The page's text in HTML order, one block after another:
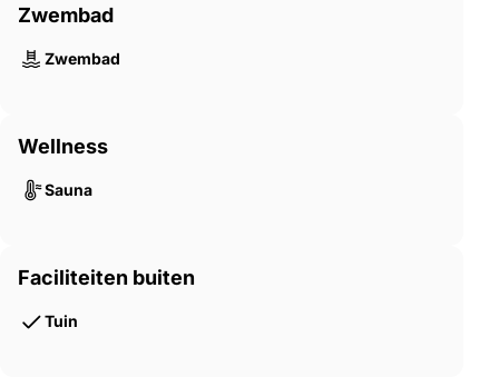
Zwembad
Zwembad
Wellness
Sauna
Faciliteiten buiten
Tuin